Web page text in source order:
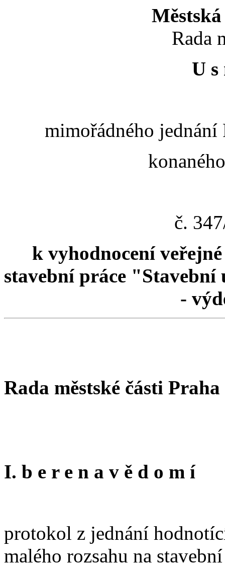
Rada
U s
mimořádného jednání
č.
k vyhodnocení
stavební práce
-
Rada městské části Praha
I. b e r e n a v ě d o m í
protokol z jednání
malého rozsahu na